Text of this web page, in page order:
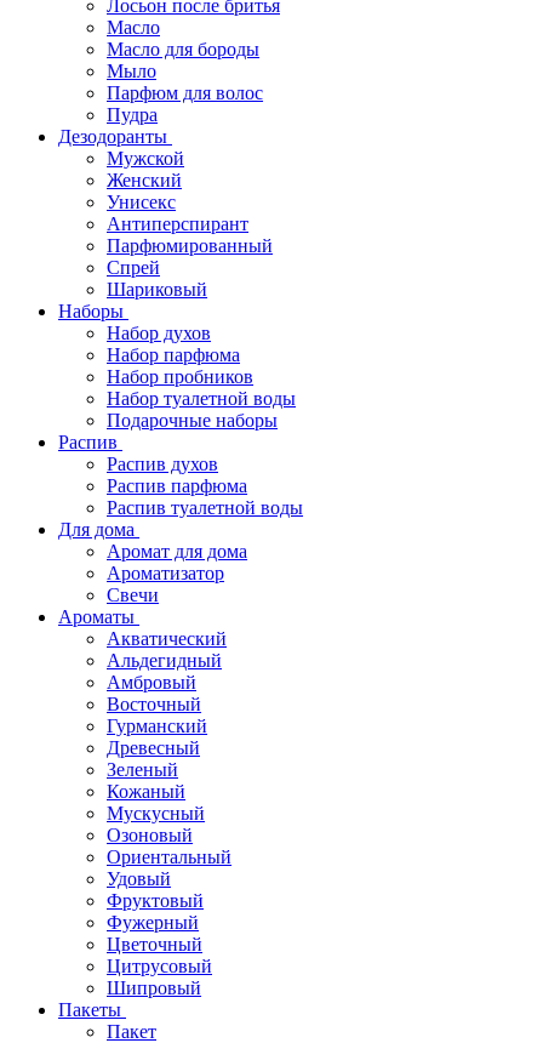
Лосьон после бритья
Масло
Масло для бороды
Мыло
Парфюм для волос
Пудра
Дезодоранты
Мужской
Женский
Унисекс
Антиперспирант
Парфюмированный
Спрей
Шариковый
Наборы
Набор духов
Набор парфюма
Набор пробников
Набор туалетной воды
Подарочные наборы
Распив
Распив духов
Распив парфюма
Распив туалетной воды
Для дома
Аромат для дома
Ароматизатор
Свечи
Ароматы
Акватический
Альдегидный
Амбровый
Восточный
Гурманский
Древесный
Зеленый
Кожаный
Мускусный
Озоновый
Ориентальный
Удовый
Фруктовый
Фужерный
Цветочный
Цитрусовый
Шипровый
Пакеты
Пакет